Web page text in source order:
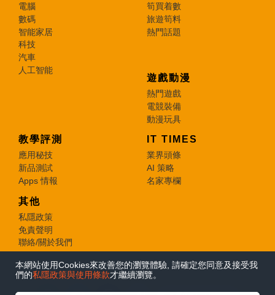
本網站使用Cookies來改善您的瀏覽體驗, 請確定您同意及接受我
們的私隱政策與使用條款才繼續瀏覽。
電腦
數碼
智能家居
科技
汽車
人工智能
筍買着數
旅遊筍料
熱門話題
遊戲動漫
熱門遊戲
電競裝備
動漫玩具
教學評測
應用秘技
新品測試
Apps 情報
IT TIMES
業界頭條
AI 策略
名家專欄
其他
私隱政策
免責聲明
聯絡/關於我們
© 2026 e-zone. All Rights Reserved.